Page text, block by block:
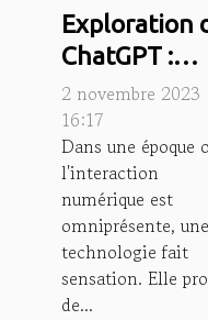
Exploration
ChatGPT :
Comment
technologie
révolutionne
en ligne
2 novembre 2023
16:17
Dans une époque
l'interaction
numérique est
omniprésente, une
technologie fait
sensation. Elle
de...